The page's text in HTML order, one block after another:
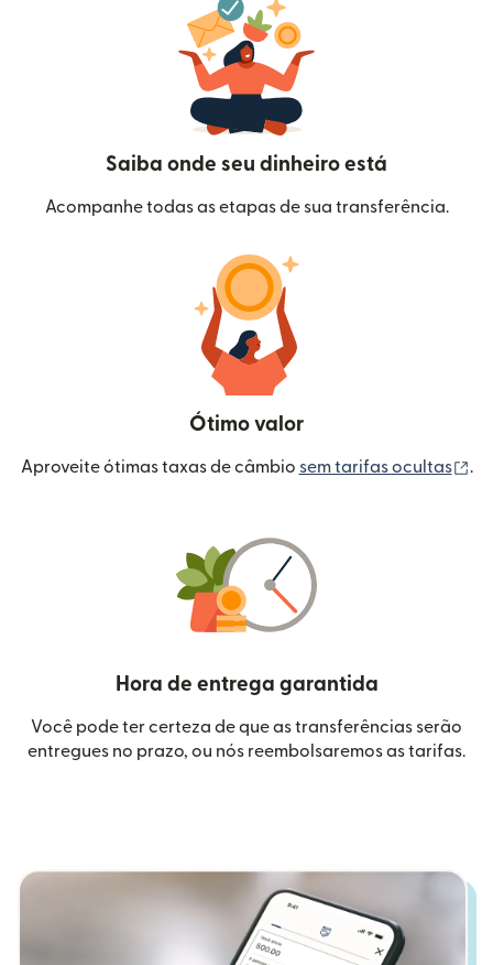
Saiba onde seu dinheiro está
Acompanhe todas as etapas de sua transferência.
Ótimo valor
Aproveite ótimas taxas de câmbio sem tarifas ocultas .
Hora de entrega garantida
Você pode ter certeza de que as transferências serão
entregues no prazo, ou nós reembolsaremos as tarifas.